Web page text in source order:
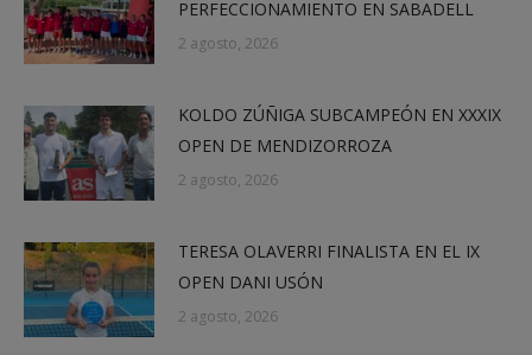
PERFECCIONAMIENTO EN SABADELL
2 agosto, 2026
KOLDO ZÚÑIGA SUBCAMPEÓN EN XXXIX
OPEN DE MENDIZORROZA
2 agosto, 2026
TERESA OLAVERRI FINALISTA EN EL IX
OPEN DANI USÓN
2 agosto, 2026